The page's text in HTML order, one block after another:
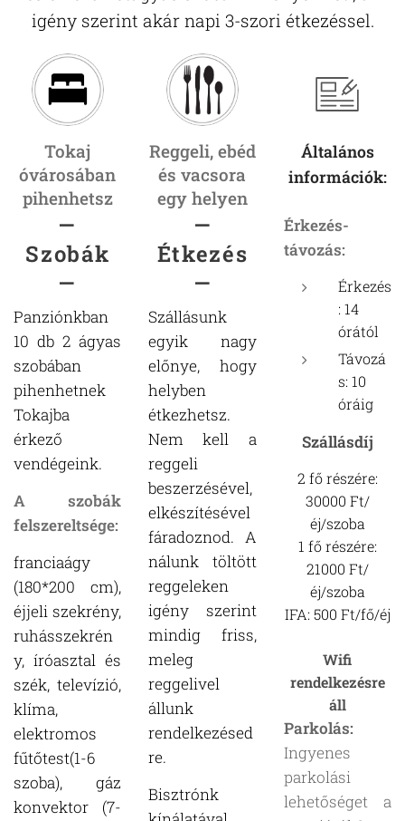
igény szerint akár napi 3-szori étkezéssel.
Tokaj
óvárosában
pihenhetsz
—
Szobák
—
Panziónkban
10 db 2 ágyas
szobában
pihenhetnek
Tokajba
érkező
vendégeink.
A szobák
felszereltsége:
franciaágy
(180*200 cm),
éjjeli szekrény,
ruhásszekrén
y, íróasztal és
szék, televízió,
klíma,
elektromos
fűtőtest(1-6
szoba), gáz
konvektor (7-
Reggeli, ebéd
és vacsora
egy helyen
—
Étkezés
—
Szállásunk
egyik nagy
előnye, hogy
helyben
étkezhetsz.
Nem kell a
reggeli
beszerzésével,
elkészítésével
fáradoznod. A
nálunk töltött
reggeleken
igény szerint
mindig friss,
meleg
reggelivel
állunk
rendelkezésed
re.
Bisztrónk
Általános
információk:
Érkezés-
távozás:
Érkezés
: 14
órától
Távozá
s: 10
óráig
Szállásdíj
2 fő részére:
30000 Ft/
éj/szoba
1 fő részére:
21000 Ft/
éj/szoba
IFA: 500 Ft/fő/éj
Wifi
rendelkezésre
áll
Parkolás:
Ingyenes
parkolási
lehetőséget a